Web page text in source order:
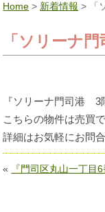
Home > 新着情報 >
「ソリーナ
『ソリーナ門司港 3
こちらの物件は売買
詳細はお気軽にお問
«
『門司区丸山一丁